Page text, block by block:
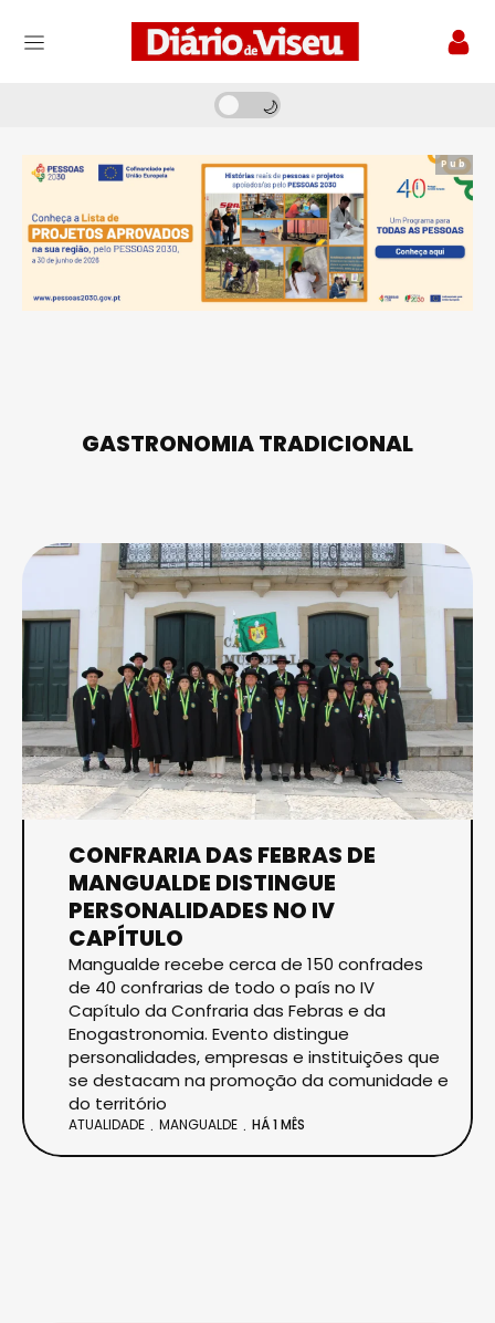
Pub
GASTRONOMIA TRADICIONAL
CONFRARIA DAS FEBRAS DE
MANGUALDE DISTINGUE
PERSONALIDADES NO IV
CAPÍTULO
Mangualde recebe cerca de 150 confrades
de 40 confrarias de todo o país no IV
Capítulo da Confraria das Febras e da
Enogastronomia. Evento distingue
personalidades, empresas e instituições que
se destacam na promoção da comunidade e
do território
ATUALIDADE MANGUALDE HÁ 1 MÊS